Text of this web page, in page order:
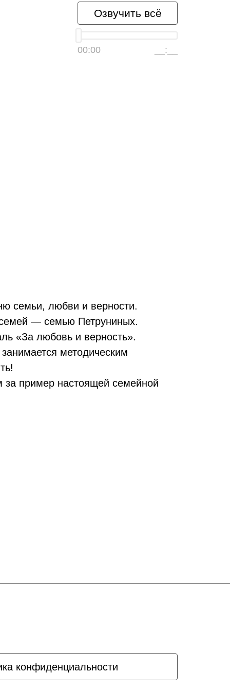
Озвучить всё
00:00 __:__
семьи, любви и верности.
семей — семью Петруниных.
«За любовь и верность».
методическим
за пример настоящей семейной
конфиденциальности